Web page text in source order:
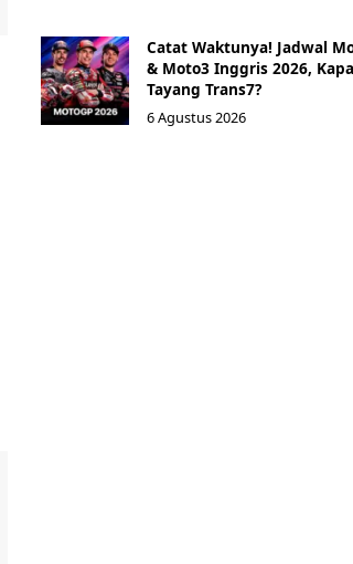
Catat Waktunya! Jadwal
& Moto3 Inggris 2026,
Tayang Trans7?
6 Agustus 2026